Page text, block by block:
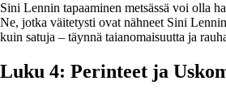
Sini Lennin tapaaminen metsässä voi olla
Ne, jotka väitetysti ovat nähneet Sini
kuin satuja – täynnä taianomaisuutta ja
Luku 4: Perinteet ja